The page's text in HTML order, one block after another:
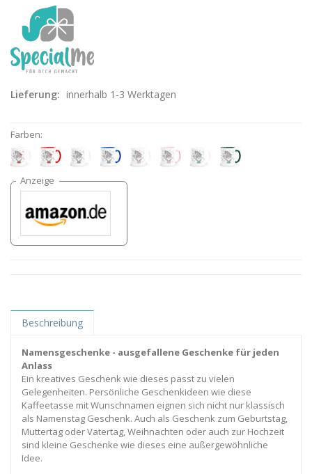
Lieferung: innerhalb 1-3 Werktagen
Farben:
Beschreibung
Namensgeschenke - ausgefallene Geschenke für jeden
Anlass
Ein kreatives Geschenk wie dieses passt zu vielen
Gelegenheiten. Persönliche Geschenkideen wie diese
Kaffeetasse mit Wunschnamen eignen sich nicht nur klassisch
als Namenstag Geschenk. Auch als Geschenk zum Geburtstag,
Muttertag oder Vatertag, Weihnachten oder auch zur Hochzeit
sind kleine Geschenke wie dieses eine außergewöhnliche
Idee.